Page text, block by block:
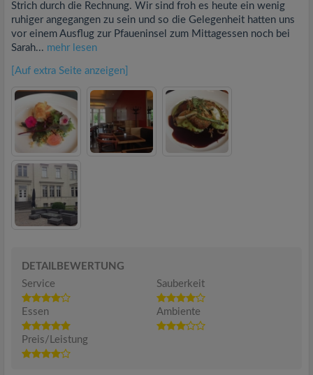
Strich durch die Rechnung. Wir sind froh es heute ein wenig
ruhiger angegangen zu sein und so die Gelegenheit hatten uns
vor einem Ausflug zur Pfaueninsel zum Mittagessen noch bei
Sarah... mehr lesen
[Auf extra Seite anzeigen]
DETAILBEWERTUNG
Service
Sauberkeit
Essen Ambiente
Preis/Leistung